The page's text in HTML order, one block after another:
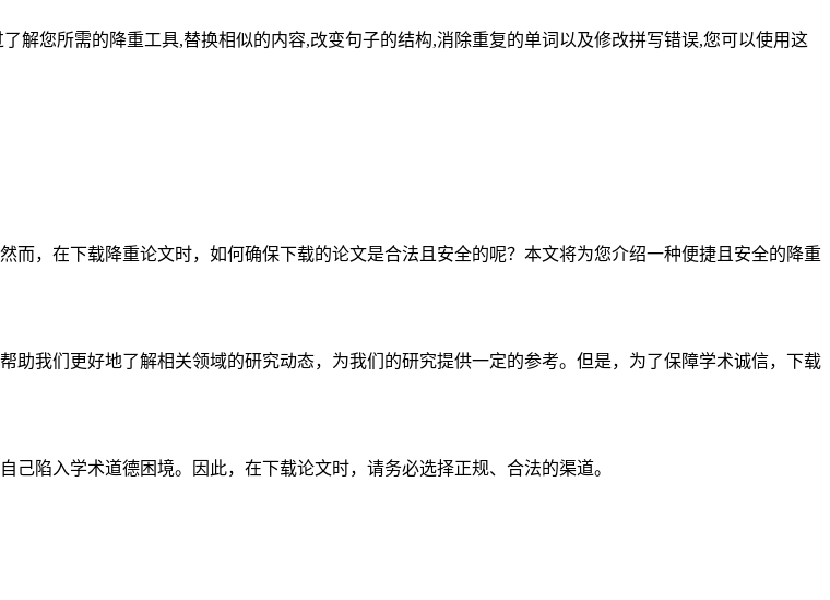
解您所需的降重工具,替换相似的内容,改变句子的结构,消除重复的单词以及修改拼写错误,您可以使用这
，在下载降重论文时，如何确保下载的论文是合法且安全的呢？本文将为您介绍一种便捷且安全的降重
我们更好地了解相关领域的研究动态，为我们的研究提供一定的参考。但是，为了保障学术诚信，下载
陷入学术道德困境。因此，在下载论文时，请务必选择正规、合法的渠道。